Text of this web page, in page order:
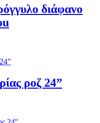
διάφανο
ροζ 24”